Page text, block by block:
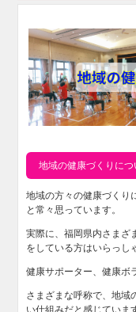
地域の健康づくりにつ
地域の方々の健康づくり
と常々思っています。
実際に、福岡県内さまざ
をしている方はいらっし
健康サポーター、健康ボ
さまざまな呼称で、地域
い仕組みだと感じていま